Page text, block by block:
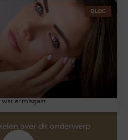
BLOG
wat er misgaat
over dit onderwerp